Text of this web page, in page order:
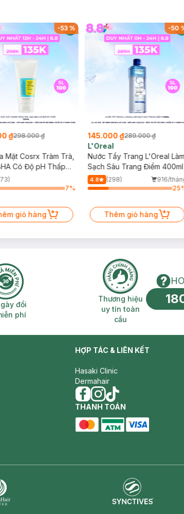
-53%
₫298.000 ₫
Mặt Cosrx Tràm Trà,
Có Độ pH Thấp
7%
giỏ hàng
-50
145.000 ₫289.000 ₫
L'Oreal
Nước Tẩy Trang L'Oreal Làm
Sạch Sâu Trang Điểm 400ml
4.8 (298)
916/
25
Thêm giỏ hàng
30 ngày đổi trả miễn phí
đổi
phí
Thương hiệu uy
Thương hiệu
uy tín toàn
cầu
HỢP TÁC & LIÊN KẾT
Hasaki Clinic
Dermahair
facebook
instagram
tiktok
THANH TOÁN